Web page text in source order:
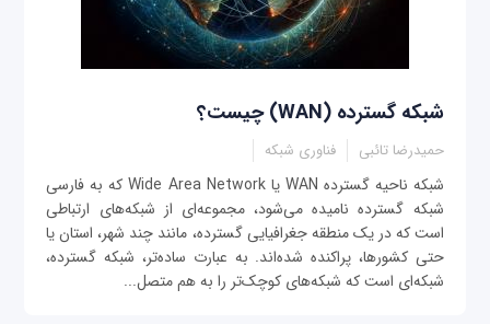
شبکه گسترده (WAN) چیست؟
حمیدرضا تائبی فناوری شبکه
شبکه ناحیه گسترده WAN یا Wide Area Network که به فارسی
شبکه گسترده نامیده می‌شود، مجموعه‌ای از شبکه‌های ارتباطی
است که در یک منطقه جغرافیایی گسترده، مانند چند شهر، استان یا
حتی کشورها، پراکنده شده‌اند. به عبارت ساده‌تر، شبکه گسترده،
شبکه‌ای است که شبکه‌های کوچک‌تر را به هم متصل...